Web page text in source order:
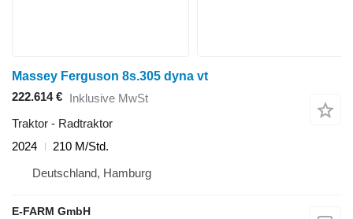
Massey Ferguson 8s.305 dyna vt
222.614 € Inklusive MwSt
Traktor - Radtraktor
2024
210 M/Std.
Deutschland, Hamburg
E-FARM GmbH